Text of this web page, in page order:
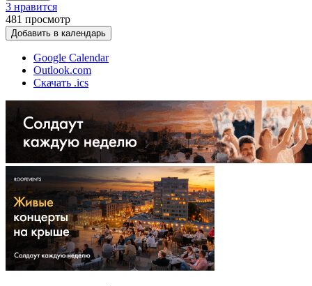
3 нравится
481 просмотр
Добавить в календарь
Google Calendar
Outlook.com
Скачать .ics